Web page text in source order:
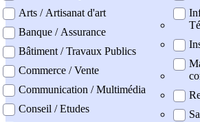
Arts / Artisanat d'art
Banque / Assurance
Bâtiment / Travaux Publics
Commerce / Vente
Communication / Multimédia
Conseil / Etudes